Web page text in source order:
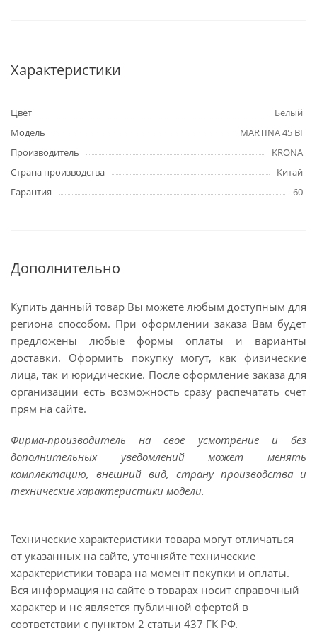
Характеристики
Цвет
Белый
Модель
MARTINA 45 BI
Производитель
KRONA
Страна производства
Китай
Гарантия
60
Дополнительно
Купить данный товар Вы можете любым доступным для
региона способом. При оформлении заказа Вам будет
предложены любые формы оплаты и варианты
доставки. Оформить покупку могут, как физические
лица, так и юридические. После оформление заказа для
организации есть возможность сразу распечатать счет
прям на сайте.
Фирма-производитель на свое усмотрение и без
дополнительных уведомлений может менять
комплектацию, внешний вид, страну производства и
технические характеристики модели.
Технические характеристики товара могут отличаться
от указанных на сайте, уточняйте технические
характеристики товара на момент покупки и оплаты.
Вся информация на сайте о товарах носит справочный
характер и не является публичной офертой в
соответствии с пунктом 2 статьи 437 ГК РФ.